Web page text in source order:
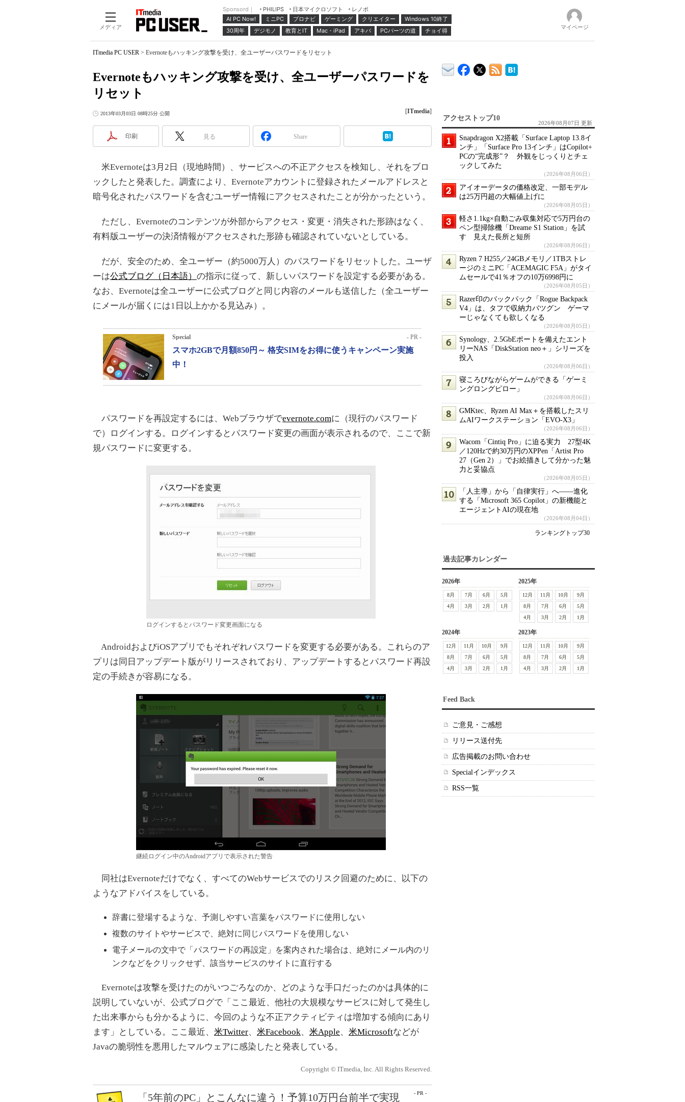
メディア
Sponsord｜ PHILIPS 日本マイクロソフト
レノボ
AI PC Now!
ミニPC プロナビ ゲーミング クリエイター
Windows 10終了
30周年
デジモノ 教育とIT Mac・iPad アキバ PCパーツの道 チョイ得 マイページ
ITmedia PC USER > Evernoteもハッキング攻撃を受け、全ユーザーパスワードをリセット
Evernoteもハッキング攻撃を受け、全ユーザーパスワードを
リセット
2013年03月03日 08時25分 公開 [ITmedia]
印刷 見る Share
米Evernoteは3月2日（現地時間）、サービスへの不正アクセスを検知し、それをブロ
ックしたと発表した。調査により、Evernoteアカウントに登録されたメールアドレスと
暗号化されたパスワードを含むユーザー情報にアクセスされたことが分かったという。
ただし、Evernoteのコンテンツが外部からアクセス・変更・消失された形跡はなく、
有料版ユーザーの決済情報がアクセスされた形跡も確認されていないとしている。
だが、安全のため、全ユーザー（約5000万人）のパスワードをリセットした。ユーザ
ーは公式ブログ（日本語） の指示に従って、新しいパスワードを設定する必要がある。
なお、Evernoteは全ユーザーに公式ブログと同じ内容のメールも送信した（全ユーザー
にメールが届くには1日以上かかる見込み）。
Special - PR -
スマホ2GBで月額850円～ 格安SIMをお得に使うキャンペーン実施
中！
パスワードを再設定するには、Webブラウザでevernote.comに（現行のパスワード
で）ログインする。ログインするとパスワード変更の画面が表示されるので、ここで新
規パスワードに変更する。
ログインするとパスワード変更画面になる
AndroidおよびiOSアプリでもそれぞれパスワードを変更する必要がある。これらのア
プリは同日アップデート版がリリースされており、アップデートするとパスワード再設
定の手続きが容易になる。
継続ログイン中のAndroidアプリで表示された警告
同社はEvernoteだけでなく、すべてのWebサービスでのリスク回避のために、以下の
ようなアドバイスをしている。
辞書に登場するような、予測しやすい言葉をパスワードに使用しない
複数のサイトやサービスで、絶対に同じパスワードを使用しない
電子メールの文中で「パスワードの再設定」を案内された場合は、絶対にメール内のリ
ンクなどをクリックせず、該当サービスのサイトに直行する
Evernoteは攻撃を受けたのがいつごろなのか、どのような手口だったのかは具体的に
説明していないが、公式ブログで「ここ最近、他社の大規模なサービスに対して発生し
た出来事からも分かるように、今回のような不正アクティビティは増加する傾向にあり
ます」としている。ここ最近、 米Twitter、 米Facebook、 米Apple、 米Microsoftなどが
Javaの脆弱性を悪用したマルウェアに感染したと発表している。
Copyright © ITmedia, Inc. All Rights Reserved.
- PR -
「5年前のPC」とこんなに違う！予算10万円台前半で実現
アクセストップ10
2026年08月07日 更新
Snapdragon X2搭載「Surface Laptop 13.8イ
ンチ」「Surface Pro 13インチ」はCopilot+
PCの“完成形”？ 外観をじっくりとチェ
ックしてみた
（2026年08月06日）
アイオーデータの価格改定、一部モデル
は25万円超の大幅値上げに
（2026年08月05日）
軽さ1.1kg×自動ごみ収集対応で5万円台の
ペン型掃除機「Dreame S1 Station」を試
す 見えた長所と短所
（2026年08月06日）
Ryzen 7 H255／24GBメモリ／1TBストレ
ージのミニPC「ACEMAGIC F5A」がタイ
ムセールで41％オフの10万6998円に
（2026年08月05日）
Razer印のバックパック「Rogue Backpack
V4」は、タフで収納力バツグン ゲーマ
ーじゃなくても欲しくなる
（2026年08月05日）
Synology、2.5GbEポートを備えたエント
リーNAS「DiskStation neo＋」シリーズを
投入
（2026年08月06日）
寝ころびながらゲームができる「ゲーミ
ングロングピロー」
（2026年08月06日）
GMKtec、Ryzen AI Max＋を搭載したスリ
ムAIワークステーション「EVO-X3」
（2026年08月06日）
Wacom「Cintiq Pro」に迫る実力 27型4K
／120Hzで約30万円のXPPen「Artist Pro
27（Gen 2）」でお絵描きして分かった魅
力と妥協点
（2026年08月05日）
「人主導」から「自律実行」へ――進化
する「Microsoft 365 Copilot」の新機能と
エージェントAIの現在地
（2026年08月04日）
ランキングトップ30
過去記事カレンダー
2026年
8月 7月 6月
5月
4月
3月 2月 1月
2025年
12月 11月 10月
9月
8月
7月 6月
5月
4月
3月 2月 1月
2024年
12月 11月 10月
9月
8月
7月 6月
5月
4月
3月 2月 1月
2023年
12月 11月 10月
9月
8月
7月 6月
5月
4月
3月 2月 1月
Feed Back
ご意見・ご感想
リリース送付先
広告掲載のお問い合わせ
Specialインデックス
RSS一覧